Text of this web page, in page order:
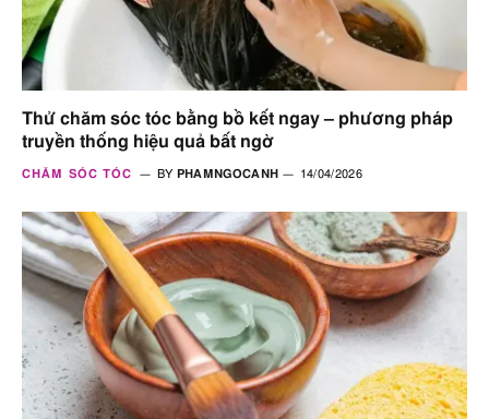
Thử chăm sóc tóc bằng bồ kết ngay – phương pháp
truyền thống hiệu quả bất ngờ
CHĂM SÓC TÓC BY PHAMNGOCANH 14/04/2026